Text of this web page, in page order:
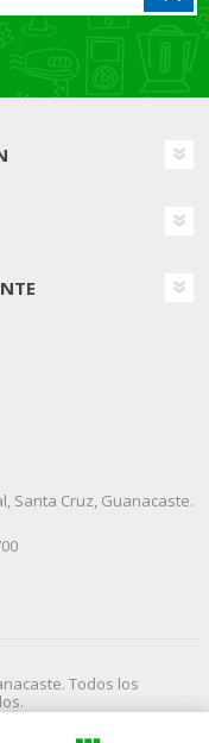
Santa Cruz, Guanacaste.
Todos los